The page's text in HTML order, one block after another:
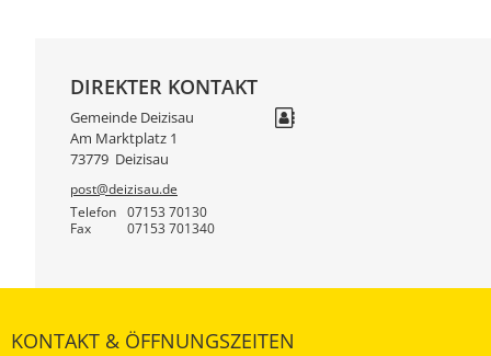
DIREKTER KONTAKT
Gemeinde Deizisau
Am Marktplatz 1
73779 Deizisau
post@deizisau.de
Telefon
07153 70130
Fax 07153 701340
KONTAKT & ÖFFNUNGSZEITEN